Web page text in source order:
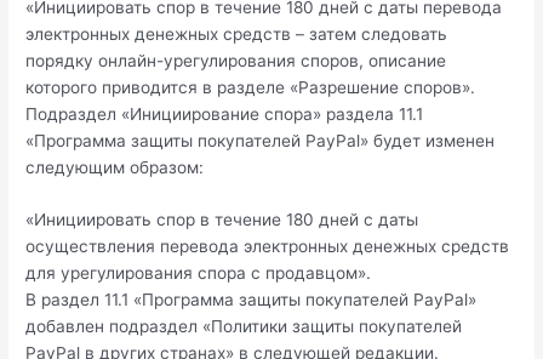
«Инициировать спор в течение 180 дней с даты перевода
электронных денежных средств – затем следовать
порядку онлайн-урегулирования споров, описание
которого приводится в разделе «Разрешение споров».
Подраздел «Инициирование спора» раздела 11.1
«Программа защиты покупателей PayPal» будет изменен
следующим образом:
«Инициировать спор в течение 180 дней с даты
осуществления перевода электронных денежных средств
для урегулирования спора с продавцом».
В раздел 11.1 «Программа защиты покупателей PayPal»
добавлен подраздел «Политики защиты покупателей
PayPal в других странах» в следующей редакции.